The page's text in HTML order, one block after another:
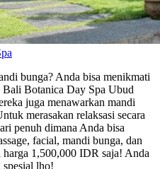
bunga? Anda bisa menikmati
Bali Botanica Day Spa Ubud
juga menawarkan mandi
merasakan relaksasi secara
penuh dimana Anda bisa
facial, mandi bunga, dan
1,500,000 IDR saja! Anda
spesial lho!